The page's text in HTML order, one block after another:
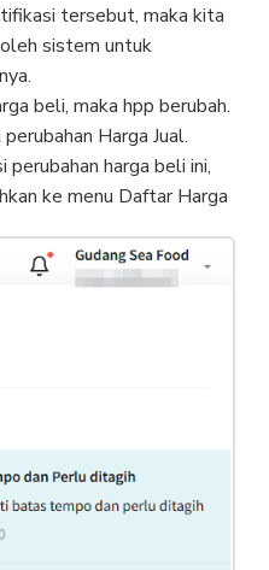
tersebut, maka kita
sistem untuk
beli, maka hpp berubah.
Harga Jual.
harga beli ini,
ke menu Daftar Harga